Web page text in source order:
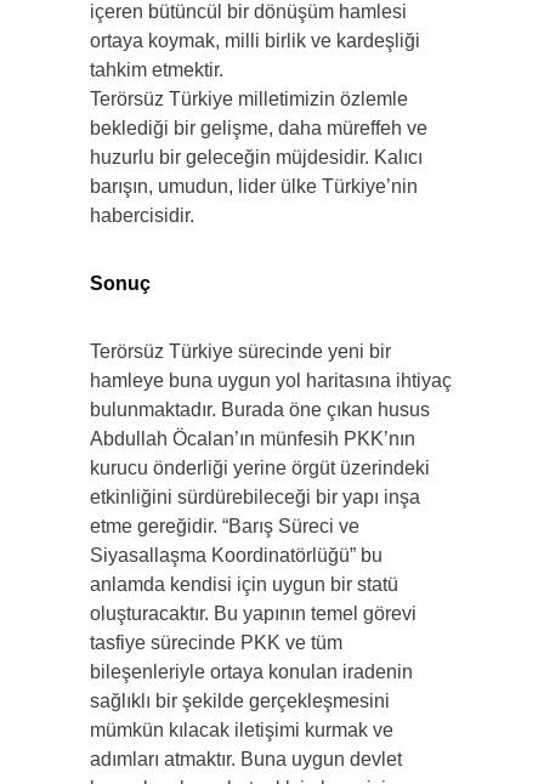
içeren bütüncül bir dönüşüm hamlesi
ortaya koymak, milli birlik ve kardeşliği
tahkim etmektir.
Terörsüz Türkiye milletimizin özlemle
beklediği bir gelişme, daha müreffeh ve
huzurlu bir geleceğin müjdesidir. Kalıcı
barışın, umudun, lider ülke Türkiye’nin
habercisidir.
Sonuç
Terörsüz Türkiye sürecinde yeni bir
hamleye buna uygun yol haritasına ihtiyaç
bulunmaktadır. Burada öne çıkan husus
Abdullah Öcalan’ın münfesih PKK’nın
kurucu önderliği yerine örgüt üzerindeki
etkinliğini sürdürebileceği bir yapı inşa
etme gereğidir. “Barış Süreci ve
Siyasallaşma Koordinatörlüğü” bu
anlamda kendisi için uygun bir statü
oluşturacaktır. Bu yapının temel görevi
tasfiye sürecinde PKK ve tüm
bileşenleriyle ortaya konulan iradenin
sağlıklı bir şekilde gerçekleşmesini
mümkün kılacak iletişimi kurmak ve
adımları atmaktır. Buna uygun devlet